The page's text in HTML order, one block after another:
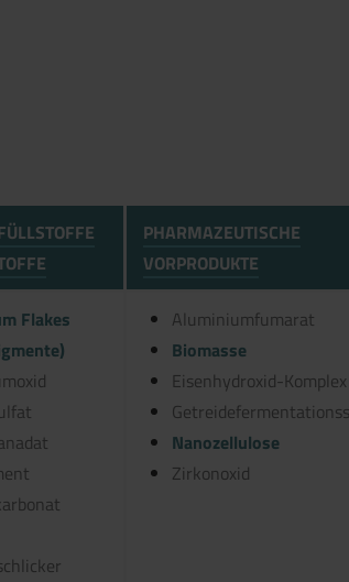
PHARMAZEUTISCHE
VORPRODUKTE
Flakes
Aluminiumfumarat
Biomasse
Eisenhydroxid-Komplex
Nanozellulose
Zirkonoxid